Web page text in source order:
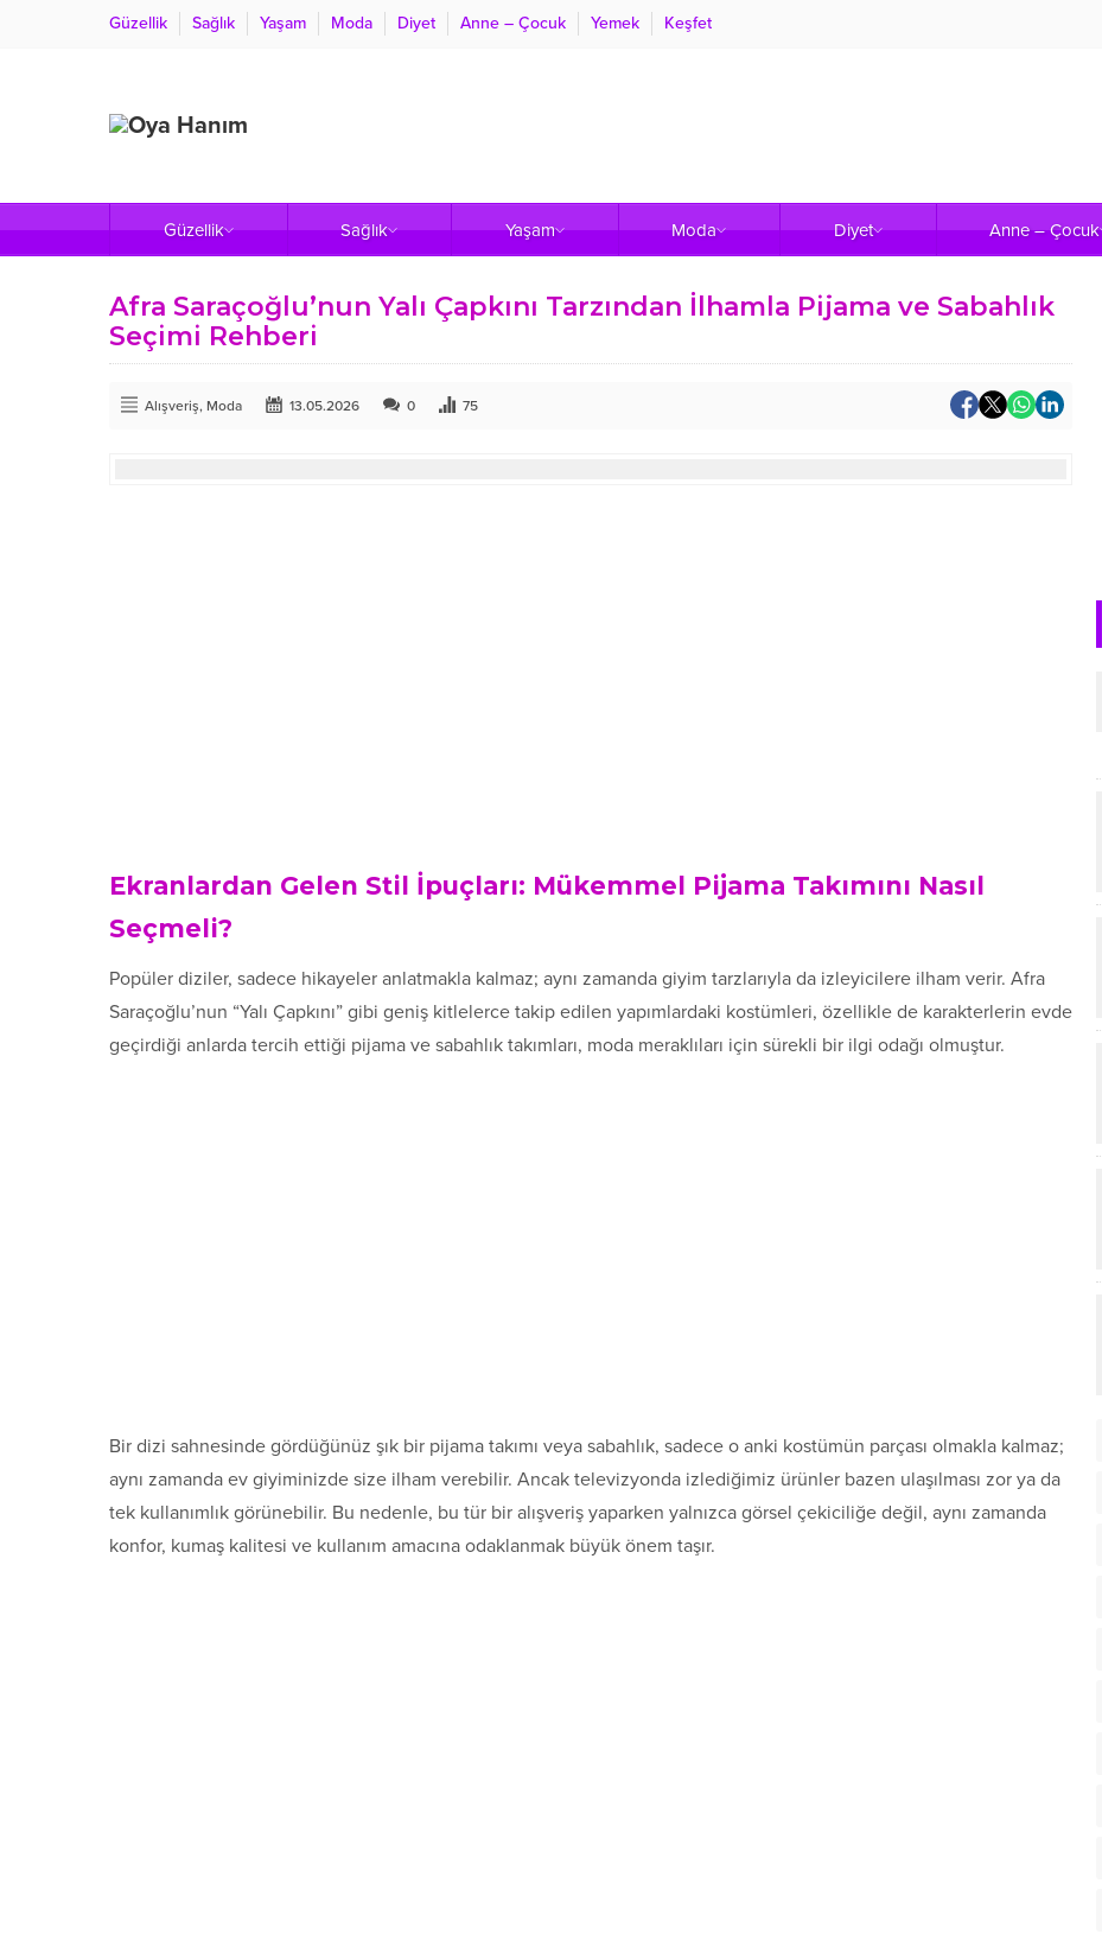
Güzellik Sağlık Yaşam Moda Diyet Anne – Çocuk Yemek Keşfet
Güzellik Sağlık Yaşam Moda Diyet Anne – Çocuk
Afra Saraçoğlu’nun Yalı Çapkını Tarzından İlhamla Pijama ve Sabahlık
Seçimi Rehberi
Alışveriş, Moda 13.05.2026 0 75
Ekranlardan Gelen Stil İpuçları: Mükemmel Pijama Takımını Nasıl
Seçmeli?
Popüler diziler, sadece hikayeler anlatmakla kalmaz; aynı zamanda giyim tarzlarıyla da izleyicilere ilham verir. Afra
Saraçoğlu’nun “Yalı Çapkını” gibi geniş kitlelerce takip edilen yapımlardaki kostümleri, özellikle de karakterlerin evde
geçirdiği anlarda tercih ettiği pijama ve sabahlık takımları, moda meraklıları için sürekli bir ilgi odağı olmuştur.
Bir dizi sahnesinde gördüğünüz şık bir pijama takımı veya sabahlık, sadece o anki kostümün parçası olmakla kalmaz;
aynı zamanda ev giyiminizde size ilham verebilir. Ancak televizyonda izlediğimiz ürünler bazen ulaşılması zor ya da
tek kullanımlık görünebilir. Bu nedenle, bu tür bir alışveriş yaparken yalnızca görsel çekiciliğe değil, aynı zamanda
konfor, kumaş kalitesi ve kullanım amacına odaklanmak büyük önem taşır.